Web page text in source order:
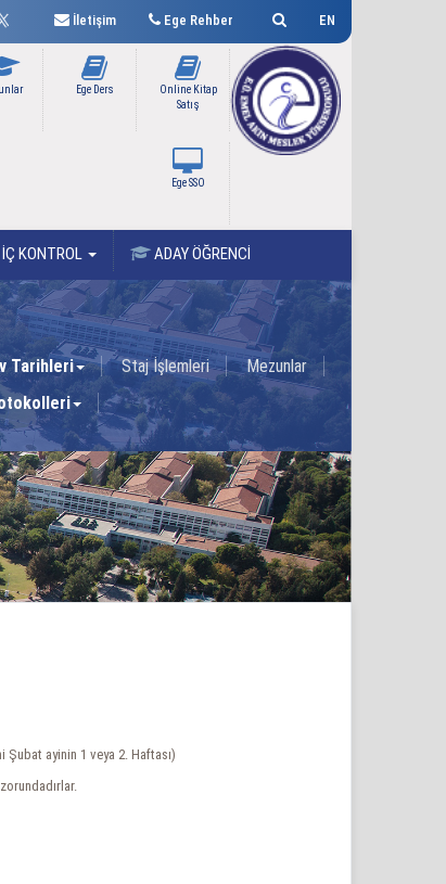
EN
Ege Rehber
İletişim
Online Kitap
Satış
Ege Ders
Ege SSO
İÇ KONTROL ADAY ÖĞRENCİ
Tarihleri Staj İşlemleri
Mezunlar
Şubat ayinin 1 veya 2. Haftası)